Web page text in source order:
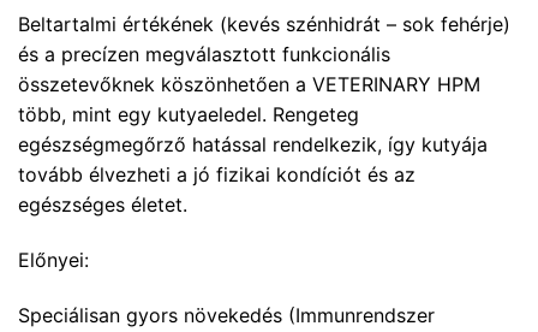
Beltartalmi értékének (kevés szénhidrát – sok fehérje)
és a precízen megválasztott funkcionális
összetevőknek köszönhetően a VETERINARY HPM
több, mint egy kutyaeledel. Rengeteg
egészségmegőrző hatással rendelkezik, így kutyája
tovább élvezheti a jó fizikai kondíciót és az
egészséges életet.
Előnyei:
Speciálisan gyors növekedés (Immunrendszer